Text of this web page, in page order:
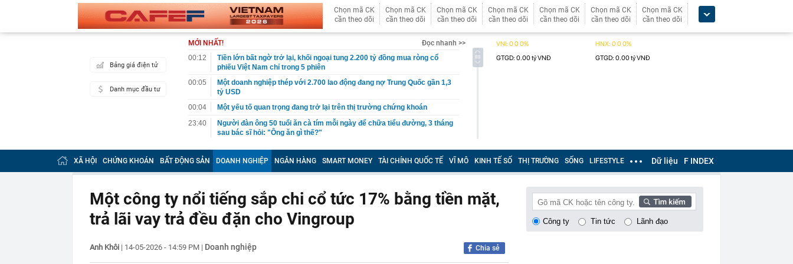
Chọn mã CK
cần theo dõi
Chọn mã CK
cần theo dõi
Chọn mã CK
cần theo dõi
Chọn mã CK
cần theo dõi
Chọn mã CK
cần theo dõi
Chọn mã CK
cần theo dõi
Chọn mã CK
cần theo dõi
Bảng giá điện tử
Danh mục đầu tư
MỚI NHẤT!
Đọc nhanh >>
00:12
Tiền lớn bất ngờ trở lại, khối ngoại tung 2.200 tỷ đồng mua ròng cổ
phiếu Việt Nam chỉ trong 5 phiên
00:05
Một doanh nghiệp thép với 2.700 lao động đang nợ Trung Quốc gần 1,3
tỷ USD
00:04
Một yếu tố quan trọng đang trở lại trên thị trường chứng khoán
23:40
Người đàn ông 50 tuổi ăn cà tím mỗi ngày để chữa tiểu đường, 3 tháng
sau bác sĩ hỏi: "Ông ăn gì thế?"
23:34
Nam ca sĩ rao bán biệt thự 9 phòng ngủ ở TP.HCM giá gốc 600 tỷ, giảm
còn 400 tỷ
23:28
Trấn Thành công bố phim Tết 2027, nghe tên ai cũng quả quyết “chắc
23:14
Bí mật được Apple giấu kín suốt 15 năm trên iPhone
22:56
Vì sao ngày càng nhiều gia đình không còn phơi quần áo ở ban công?
Vài mét vuông ngoài trời đang được dùng theo 1 cách rất khác
nên cẩn thận nguồn gốc trước khi sử dụng
XÃ HỘI CHỨNG KHOÁN BẤT ĐỘNG SẢN DOANH NGHIỆP NGÂN HÀNG SMART MONEY TÀI CHÍNH QUỐC TẾ VĨ MÔ KINH TẾ SỐ THỊ TRƯỜNG SỐNG LIFESTYLE Dữ liệu F INDEX
Một công ty nổi tiếng sắp chi cổ tức 17% bằng tiền mặt,
trả lãi vay trả đều đặn cho Vingroup
Anh Khôi | 14-05-2026 - 14:59 PM | Doanh nghiệp Chia sẻ
Công ty Tin tức Lãnh đạo